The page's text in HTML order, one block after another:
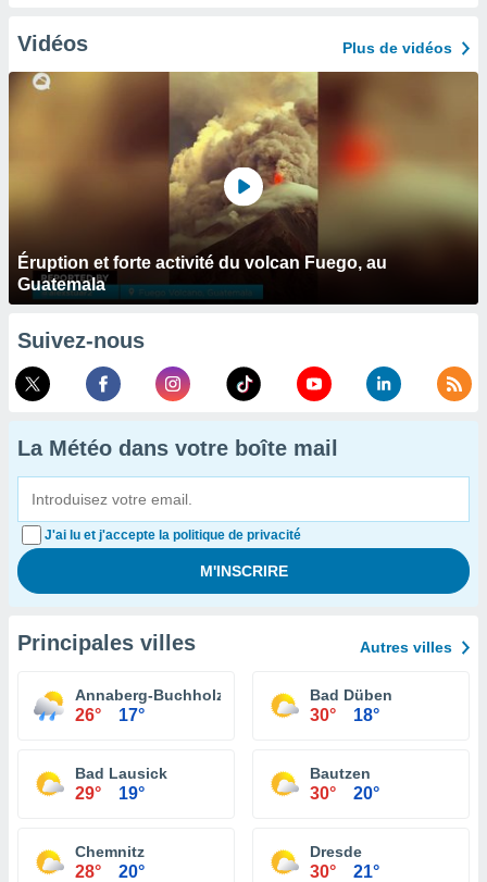
Vidéos Plus de vidéos
Éruption et forte activité du volcan Fuego, au
Guatemala
Suivez-nous
La Météo dans votre boîte mail
J'ai lu et j'accepte la politique de privacité
Principales villes Autres villes
Annaberg-Buchholz
26° 17°
Bad Düben
30° 18°
Bad Lausick
29° 19°
Bautzen
30° 20°
Chemnitz
28° 20°
Dresde
30° 21°